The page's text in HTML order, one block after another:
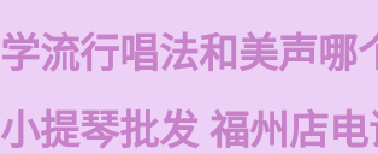
学流行唱法和美声哪
小提琴批发 福州店